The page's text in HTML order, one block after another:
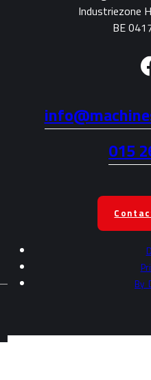
Industriezone
BE
015
By